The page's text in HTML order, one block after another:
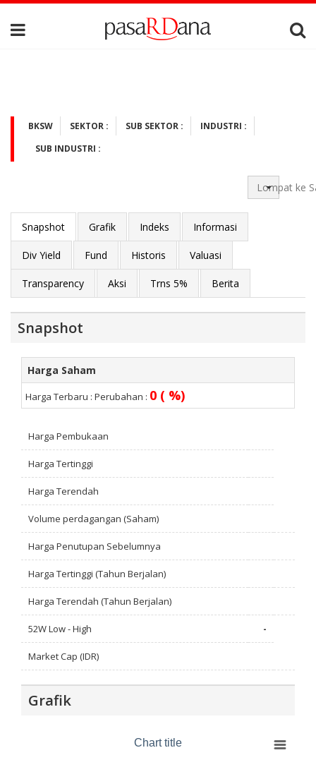
BKSW SEKTOR : SUB SEKTOR :
INDUSTRI :
SUB INDUSTRI :
Lompat ke
Snapshot Grafik Indeks Informasi
Div Yield Fund Historis Valuasi
Transparency Aksi Trns 5% Berita
Snapshot
Harga Saham
Harga Terbaru : Perubahan : 0 ( %)
Harga Pembukaan
Harga Tertinggi
Harga Terendah
Volume perdagangan (Saham)
Harga Penutupan Sebelumnya
Harga Tertinggi (Tahun Berjalan)
Harga Terendah (Tahun Berjalan)
52W Low - High -
Market Cap (IDR)
Grafik
Chart title